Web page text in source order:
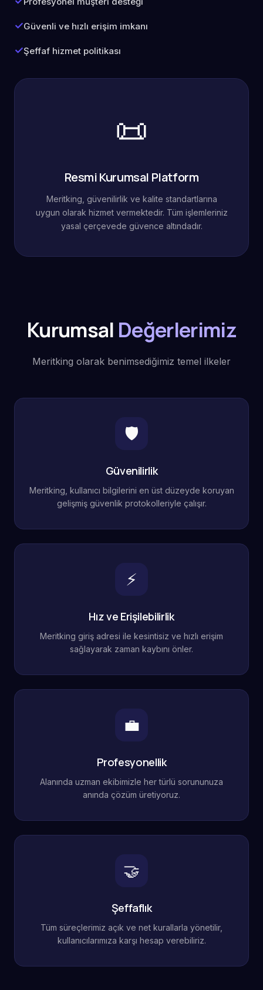
Güvenli ve hızlı erişim imkanı
Şeffaf hizmet politikası
📜
Resmi Kurumsal Platform
Meritking, güvenilirlik ve kalite standartlarına
uygun olarak hizmet vermektedir. Tüm işlemleriniz
yasal çerçevede güvence altındadır.
Kurumsal Değerlerimiz
Meritking olarak benimsediğimiz temel ilkeler
🛡️
Güvenilirlik
Meritking, kullanıcı bilgilerini en üst düzeyde koruyan
gelişmiş güvenlik protokolleriyle çalışır.
⚡
Hız ve Erişilebilirlik
Meritking giriş adresi ile kesintisiz ve hızlı erişim
sağlayarak zaman kaybını önler.
💼
Profesyonellik
Alanında uzman ekibimizle her türlü sorununuza
anında çözüm üretiyoruz.
🤝
Şeffaflık
Tüm süreçlerimiz açık ve net kurallarla yönetilir,
kullanıcılarımıza karşı hesap verebiliriz.